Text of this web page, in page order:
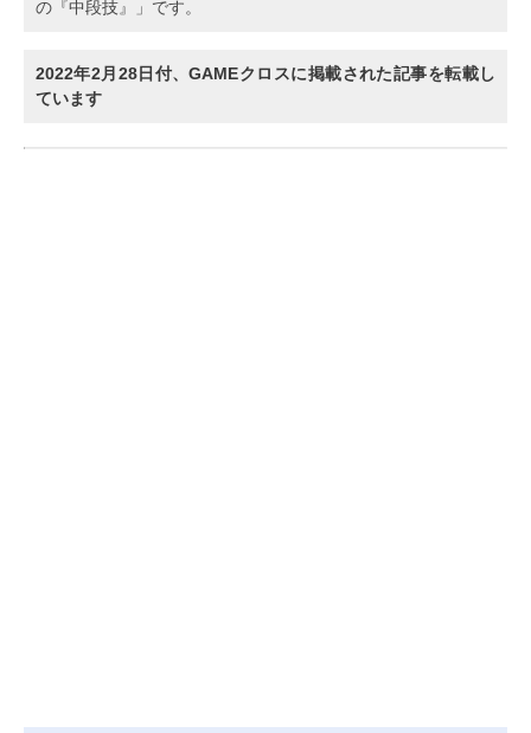
の『中段技』」です。
2022年2月28日付、GAMEクロスに掲載された記事を転載し
ています